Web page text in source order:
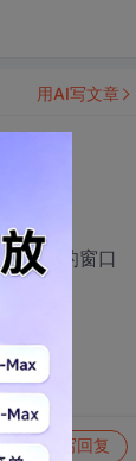
如360的窗口
写回复
用AI写文章